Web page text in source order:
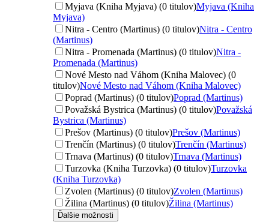
Myjava (Kniha Myjava) (0 titulov)Myjava (Kniha
Myjava)
Nitra - Centro (Martinus) (0 titulov)Nitra - Centro
(Martinus)
Nitra - Promenada (Martinus) (0 titulov)Nitra -
Promenada (Martinus)
Nové Mesto nad Váhom (Kniha Malovec) (0
titulov)Nové Mesto nad Váhom (Kniha Malovec)
Poprad (Martinus) (0 titulov)Poprad (Martinus)
Považská Bystrica (Martinus) (0 titulov)Považská
Bystrica (Martinus)
Prešov (Martinus) (0 titulov)Prešov (Martinus)
Trenčín (Martinus) (0 titulov)Trenčín (Martinus)
Trnava (Martinus) (0 titulov)Trnava (Martinus)
Turzovka (Kniha Turzovka) (0 titulov)Turzovka
(Kniha Turzovka)
Zvolen (Martinus) (0 titulov)Zvolen (Martinus)
Žilina (Martinus) (0 titulov)Žilina (Martinus)
Ďalšie možnosti